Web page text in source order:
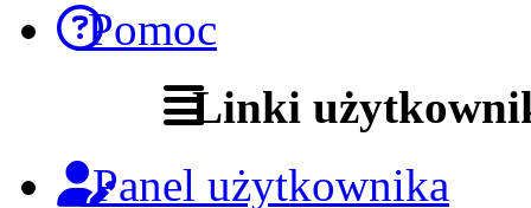
Pomoc
Linki
Panel użytkownika